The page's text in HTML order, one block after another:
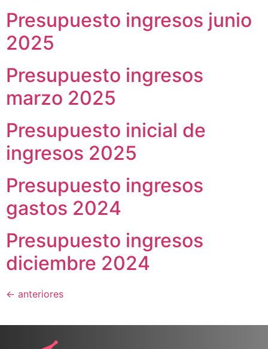
Presupuesto ingresos junio
2025
Presupuesto ingresos
marzo 2025
Presupuesto inicial de
ingresos 2025
Presupuesto ingresos
gastos 2024
Presupuesto ingresos
diciembre 2024
← anteriores